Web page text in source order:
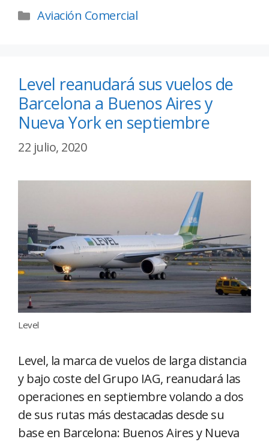
Aviación Comercial
Level reanudará sus vuelos de
Barcelona a Buenos Aires y
Nueva York en septiembre
22 julio, 2020
Level
Level, la marca de vuelos de larga distancia
y bajo coste del Grupo IAG, reanudará las
operaciones en septiembre volando a dos
de sus rutas más destacadas desde su
base en Barcelona: Buenos Aires y Nueva